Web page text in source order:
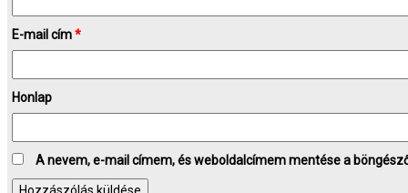
E-mail cím*
Honlap
A nevem, e-mail címem, és weboldalcímem mentése a